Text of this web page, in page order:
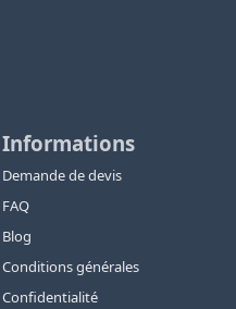
Informations
Demande de devis
FAQ
Blog
Conditions générales
Confidentialité